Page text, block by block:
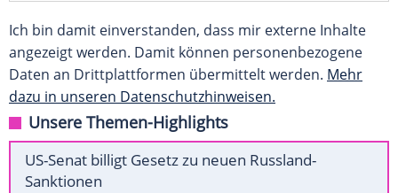
Ich bin damit einverstanden, dass mir externe Inhalte
angezeigt werden. Damit können personenbezogene
Daten an Drittplattformen übermittelt werden. Mehr
dazu in unseren Datenschutzhinweisen.
Unsere Themen-Highlights
US-Senat billigt Gesetz zu neuen Russland-
Sanktionen